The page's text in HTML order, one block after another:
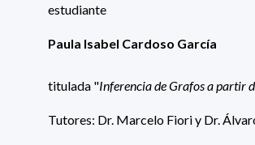
estudiante
Paula Isabel Cardoso García
titulada "Inferencia de Grafos a partir
Tutores: Dr. Marcelo Fiori y Dr.